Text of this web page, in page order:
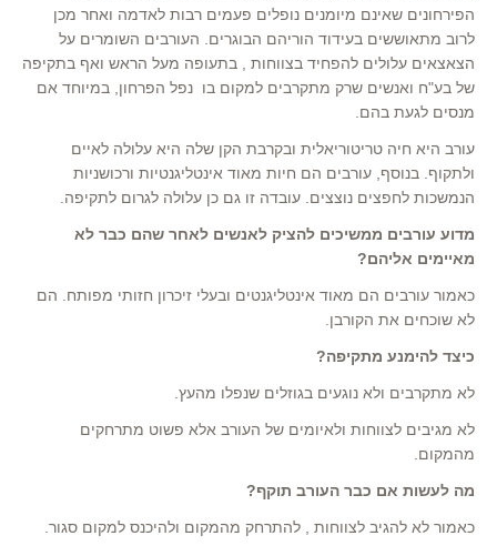
הפירחונים שאינם מיומנים נופלים פעמים רבות לאדמה ואחר מכן
לרוב מתאוששים בעידוד הוריהם הבוגרים. העורבים השומרים על
הצאצאים עלולים להפחיד בצווחות , בתעופה מעל הראש ואף בתקיפה
של בע"ח ואנשים שרק מתקרבים למקום בו נפל הפרחון, במיוחד אם
מנסים לגעת בהם.
עורב היא חיה טריטוריאלית ובקרבת הקן שלה היא עלולה לאיים
ולתקוף. בנוסף, עורבים הם חיות מאוד אינטליגנטיות ורכושניות
הנמשכות לחפצים נוצצים. עובדה זו גם כן עלולה לגרום לתקיפה.
מדוע עורבים ממשיכים להציק לאנשים לאחר שהם כבר לא
מאיימים אליהם?
כאמור עורבים הם מאוד אינטליגנטים ובעלי זיכרון חזותי מפותח. הם
לא שוכחים את הקורבן.
כיצד להימנע מתקיפה?
לא מתקרבים ולא נוגעים בגוזלים שנפלו מהעץ.
לא מגיבים לצווחות ולאיומים של העורב אלא פשוט מתרחקים
מהמקום.
מה לעשות אם כבר העורב תוקף?
כאמור לא להגיב לצווחות , להתרחק מהמקום ולהיכנס למקום סגור.